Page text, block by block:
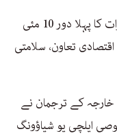
تینوں فریقوں کے درمیان سہ فریقی مذاکرات کا پہلا دور 10 مئی
تعاون، سلامتی
کے ترجمان نے
ایلچی یو شیاؤونگ